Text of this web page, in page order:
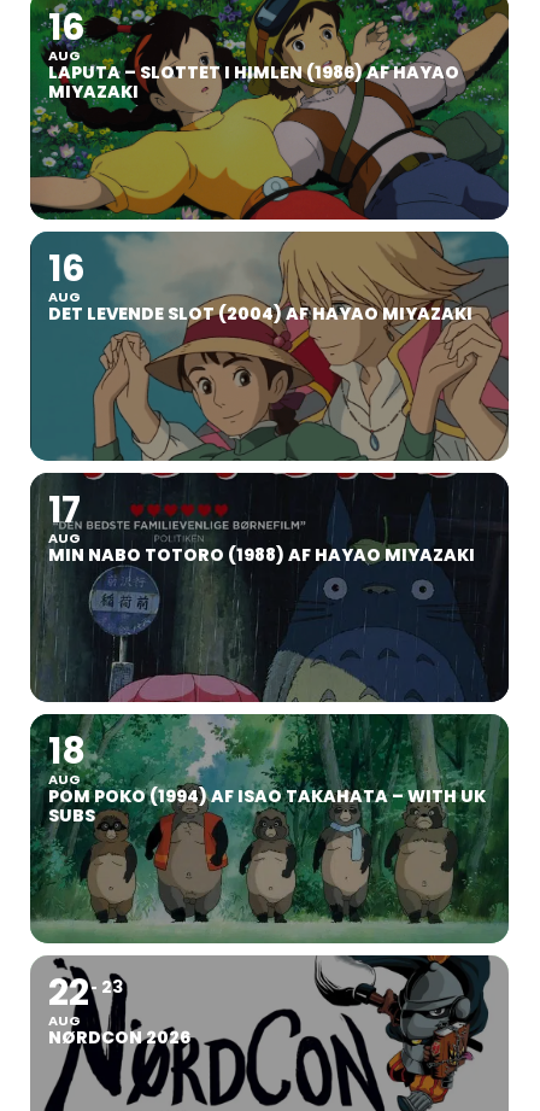
16
AUG
LAPUTA – SLOTTET I HIMLEN (1986) AF HAYAO
MIYAZAKI
16
AUG
DET LEVENDE SLOT (2004) AF HAYAO MIYAZAKI
17
AUG
MIN NABO TOTORO (1988) AF HAYAO MIYAZAKI
18
AUG
POM POKO (1994) AF ISAO TAKAHATA – WITH UK
SUBS
22
AUG
23
NØRDCON 2026